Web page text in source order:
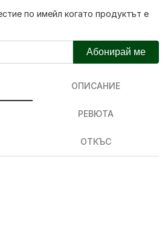
по имейл когато продуктът е
Абонирай ме
ОПИСАНИЕ
РЕВЮТА
ОТКЪС